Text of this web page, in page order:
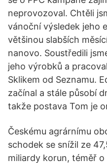
neprovozoval. Chtěli
vánoční výsledek jeho
většinou slabších
nanovo. Soustředili
jeho výrobků a
Sklikem od Seznamu.
začínal a stále působí
takže postava Tom je
Českému agrárnímu
schodek se snížil ze
miliardy korun, téměř